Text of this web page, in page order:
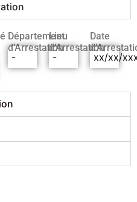
Département
d’Arrestation
-
Lieu
d’Arrestation
-
Date
xx/xx/